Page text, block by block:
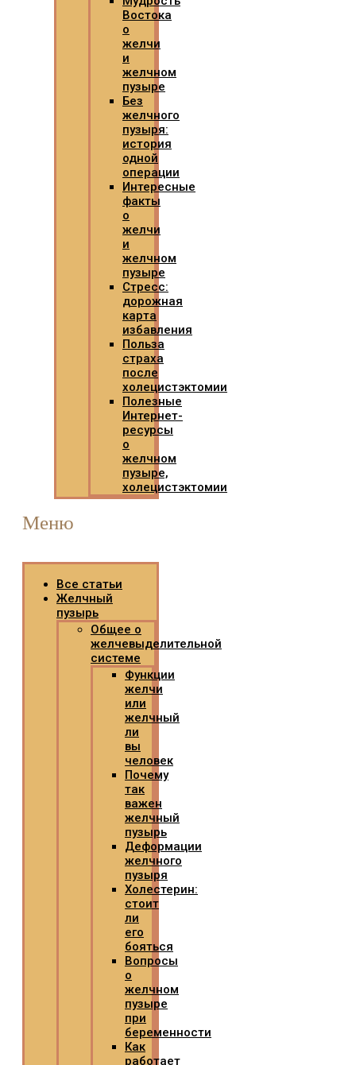
Востока
о
желчи
и
желчном
пузыре
Без
желчного
пузыря:
история
одной
операции
Интересные
факты
о
желчи
и
желчном
пузыре
Стресс:
дорожная
карта
избавления
Польза
страха
после
холецистэктомии
Полезные
Интернет-
ресурсы
о
желчном
пузыре,
холецистэктомии
Меню
Все статьи
Желчный
пузырь
Общее о
желчевыделительной
системе
Функции
желчи
или
желчный
ли
вы
человек
Почему
так
важен
желчный
пузырь
Деформации
желчного
пузыря
Холестерин:
стоит
ли
его
бояться
Вопросы
о
желчном
пузыре
при
беременности
Как
работает